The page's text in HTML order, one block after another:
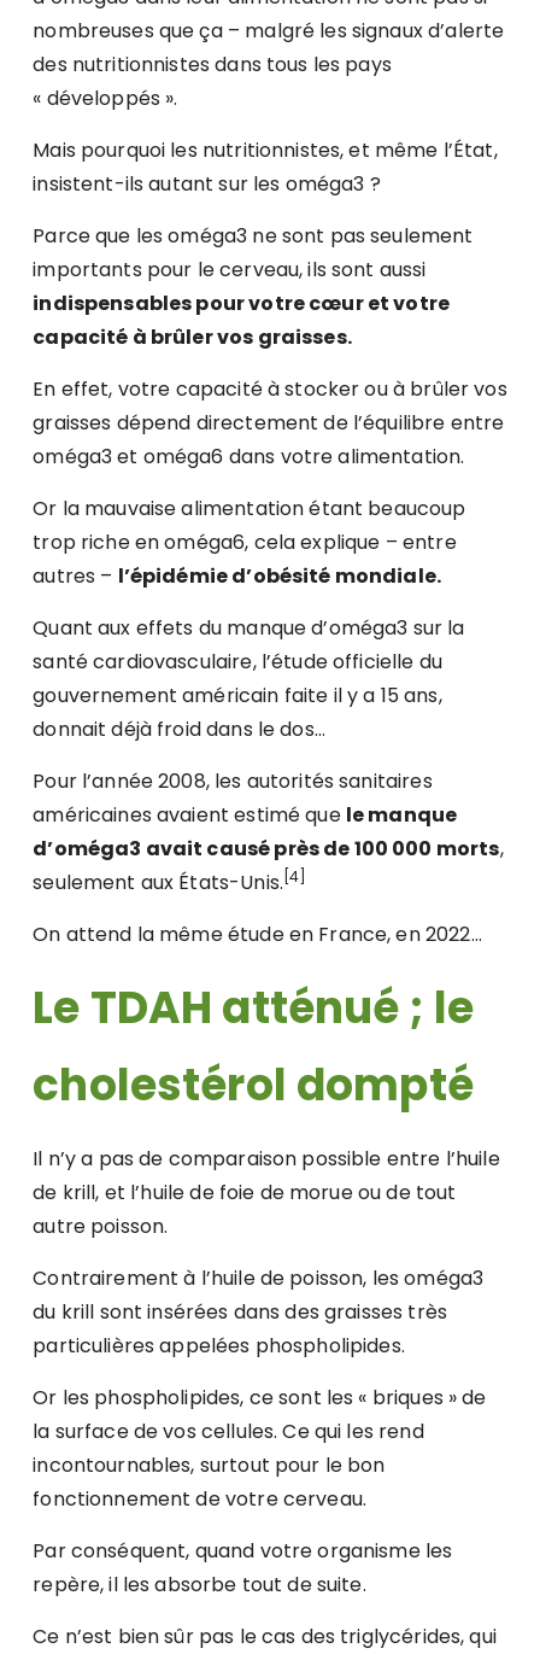
nombreuses que ça – malgré les signaux d’alerte
des nutritionnistes dans tous les pays
« développés ».
Mais pourquoi les nutritionnistes, et même l’État,
insistent-ils autant sur les oméga3 ?
Parce que les oméga3 ne sont pas seulement
importants pour le cerveau, ils sont aussi
indispensables pour votre cœur et votre
capacité à brûler vos graisses.
En effet, votre capacité à stocker ou à brûler vos
graisses dépend directement de l’équilibre entre
oméga3 et oméga6 dans votre alimentation.
Or la mauvaise alimentation étant beaucoup
trop riche en oméga6, cela explique – entre
autres – l’épidémie d’obésité mondiale.
Quant aux effets du manque d’oméga3 sur la
santé cardiovasculaire, l’étude officielle du
gouvernement américain faite il y a 15 ans,
donnait déjà froid dans le dos…
Pour l’année 2008, les autorités sanitaires
américaines avaient estimé que le manque
d’oméga3 avait causé près de 100 000 morts,
seulement aux États-Unis. [4]
On attend la même étude en France, en 2022…
Le TDAH atténué ; le
cholestérol dompté
Il n’y a pas de comparaison possible entre l’huile
de krill, et l’huile de foie de morue ou de tout
autre poisson.
Contrairement à l’huile de poisson, les oméga3
du krill sont insérées dans des graisses très
particulières appelées phospholipides.
Or les phospholipides, ce sont les « briques » de
la surface de vos cellules. Ce qui les rend
incontournables, surtout pour le bon
fonctionnement de votre cerveau.
Par conséquent, quand votre organisme les
repère, il les absorbe tout de suite.
Ce n’est bien sûr pas le cas des triglycérides, qui